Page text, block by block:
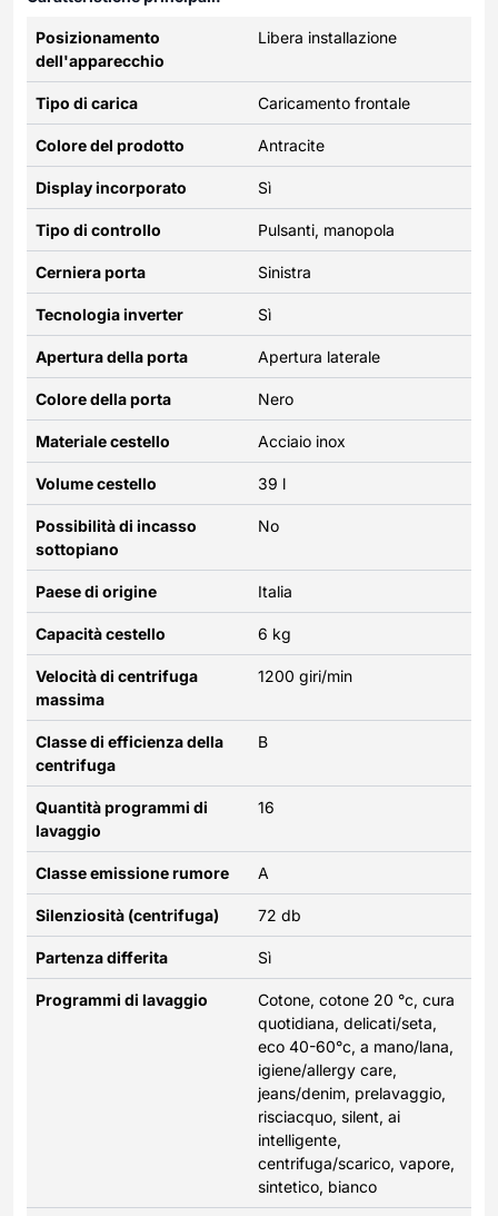
Posizionamento
dell'apparecchio
Libera installazione
Tipo di carica Caricamento frontale
Colore del prodotto Antracite
Display incorporato Sì
Tipo di controllo Pulsanti, manopola
Cerniera porta Sinistra
Tecnologia inverter Sì
Apertura della porta Apertura laterale
Colore della porta Nero
Materiale cestello Acciaio inox
Volume cestello 39 l
Possibilità di incasso
sottopiano
No
Paese di origine Italia
Capacità cestello 6 kg
Velocità di centrifuga
massima
1200 giri/min
Classe di efficienza della
centrifuga
B
Quantità programmi di
lavaggio
16
Classe emissione rumore A
Silenziosità (centrifuga) 72 db
Partenza differita Sì
Programmi di lavaggio
Cotone, cotone 20 °c, cura
quotidiana, delicati/seta,
eco 40-60°c, a mano/lana,
igiene/allergy care,
jeans/denim, prelavaggio,
risciacquo, silent, ai
intelligente,
centrifuga/scarico, vapore,
sintetico, bianco